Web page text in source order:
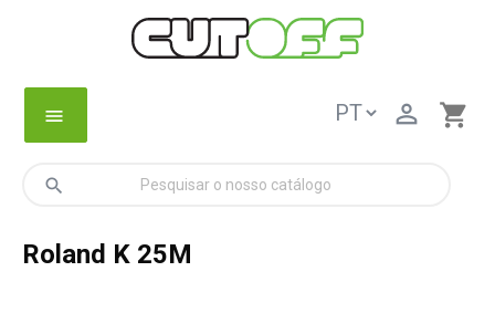
menu shopping_cart

search
Roland K 25M